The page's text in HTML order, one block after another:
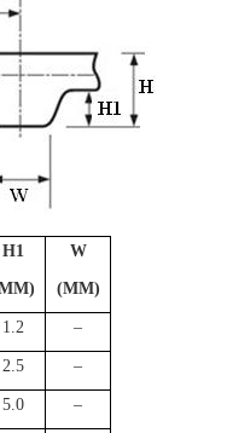
H1 W
(MM)
1.2 –
2.5 –
5.0 –